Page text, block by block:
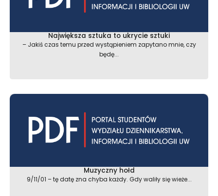
Największa sztuka to ukrycie sztuki
– Jakiś czas temu przed wystąpieniem zapytano mnie, czy
będę...
Muzyczny hołd
9/11/01 – tę datę zna chyba każdy. Gdy waliły się wieże...